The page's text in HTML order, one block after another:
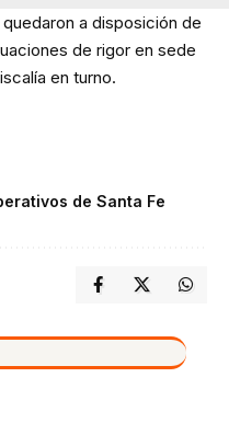
a disposición de
de rigor en sede
en turno.
de Santa Fe